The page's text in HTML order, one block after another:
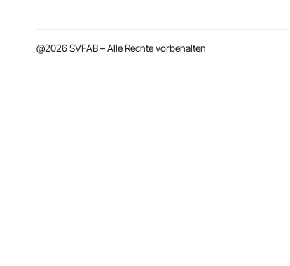
@2026 SVFAB – Alle Rechte vorbehalten